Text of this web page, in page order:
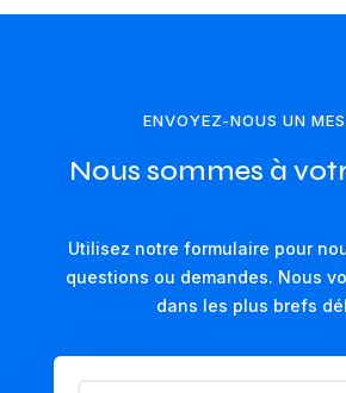
ENVOYEZ-NOUS UN
Nous sommes à
Utilisez notre formulaire pour
questions ou demandes. Nous
dans les plus brefs